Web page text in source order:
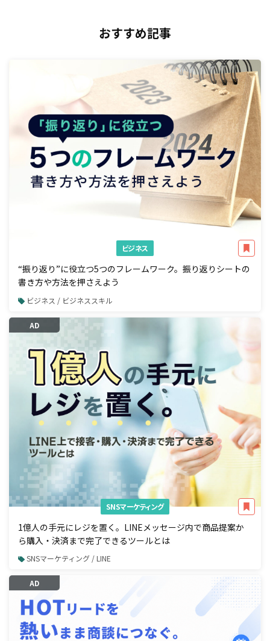
おすすめ記事
ビジネス
“振り返り”に役立つ5つのフレームワーク。振り返りシートの
書き方や方法を押さえよう
ビジネス / ビジネススキル
AD
SNSマーケティング
1億人の手元にレジを置く。LINEメッセージ内で商品提案か
ら購入・決済まで完了できるツールとは
SNSマーケティング / LINE
AD